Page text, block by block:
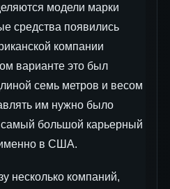
модели марки
средства появились
компании
варианте это был
семь метров и весом
им нужно было
самый большой карьерный
в США.
несколько компаний,